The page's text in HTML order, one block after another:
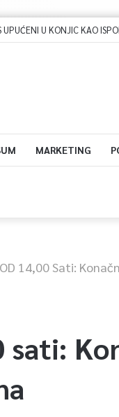
MARKETING
OD 14,00 Sati:
sati: